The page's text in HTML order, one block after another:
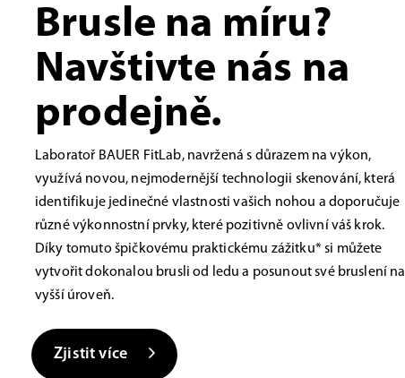
Brusle na míru?
Navštivte nás na
prodejně.
Laboratoř BAUER FitLab, navržená s důrazem na výkon,
využívá novou, nejmodernější technologii skenování, která
identifikuje jedinečné vlastnosti vašich nohou a doporučuje
různé výkonnostní prvky, které pozitivně ovlivní váš krok.
Díky tomuto špičkovému praktickému zážitku* si můžete
vytvořit dokonalou brusli od ledu a posunout své bruslení na
vyšší úroveň.
Zjistit více